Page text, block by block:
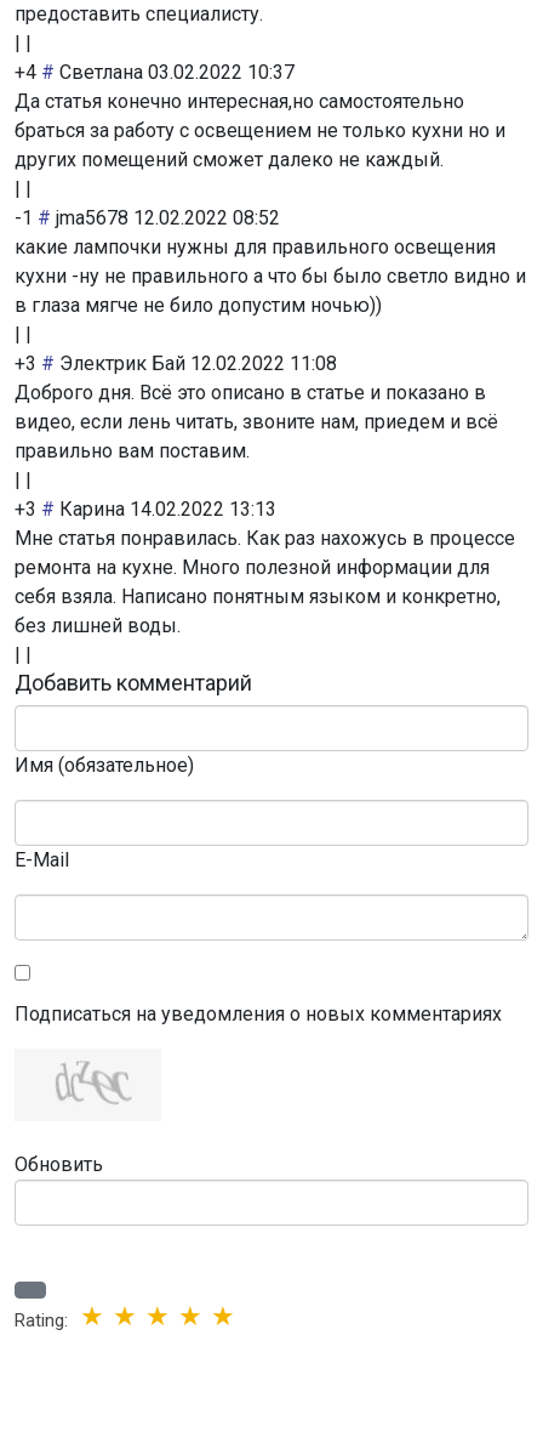
предоставить специалисту.
| |
+4 # Светлана 03.02.2022 10:37
Да статья конечно интересная,но самостоятельно
браться за работу с освещением не только кухни но и
других помещений сможет далеко не каждый.
| |
-1 # jma5678 12.02.2022 08:52
какие лампочки нужны для правильного освещения
кухни -ну не правильного а что бы было светло видно и
в глаза мягче не било допустим ночью))
| |
+3 # Электрик Бай 12.02.2022 11:08
Доброго дня. Всё это описано в статье и показано в
видео, если лень читать, звоните нам, приедем и всё
правильно вам поставим.
| |
+3 # Карина 14.02.2022 13:13
Мне статья понравилась. Как раз нахожусь в процессе
ремонта на кухне. Много полезной информации для
себя взяла. Написано понятным языком и конкретно,
без лишней воды.
| |
Добавить комментарий
Имя (обязательное)
E-Mail
Подписаться на уведомления о новых комментариях
Обновить
Rating: